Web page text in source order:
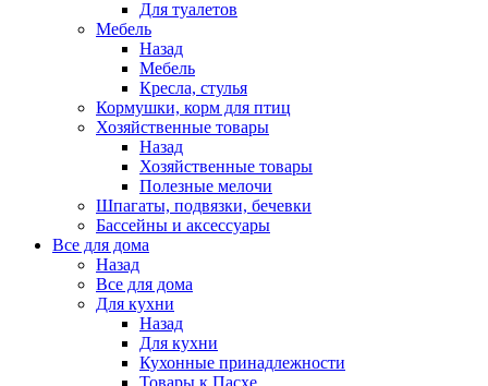
Для туалетов
Мебель
Назад
Мебель
Кресла, стулья
Кормушки, корм для птиц
Хозяйственные товары
Назад
Хозяйственные товары
Полезные мелочи
Шпагаты, подвязки, бечевки
Бассейны и аксессуары
Все для дома
Назад
Все для дома
Для кухни
Назад
Для кухни
Кухонные принадлежности
Товары к Пасхе